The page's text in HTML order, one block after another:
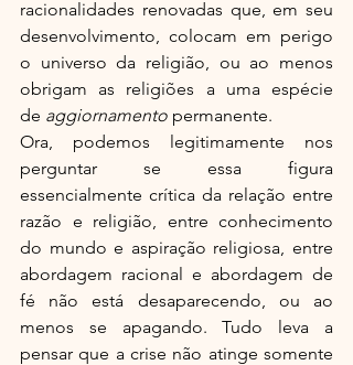
racionalidades renovadas que, em seu
desenvolvimento, colocam em perigo
o universo da religião, ou ao menos
obrigam as religiões a uma espécie
de aggiornamento permanente.
Ora, podemos legitimamente nos
perguntar se essa figura
essencialmente crítica da relação entre
razão e religião, entre conhecimento
do mundo e aspiração religiosa, entre
abordagem racional e abordagem de
fé não está desaparecendo, ou ao
menos se apagando. Tudo leva a
pensar que a crise não atinge somente